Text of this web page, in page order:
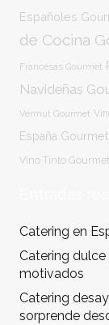
Españoles
de Cocina
Francesas Gourmet
Navideñas
Vermut Gourmet
España Gourmet
Vino Tinto Gourmet
Catering en
Catering
motivados
Catering
sorprende